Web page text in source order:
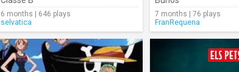
6 months | 646 plays
selvatica
7 months | 76 plays
FranRequena